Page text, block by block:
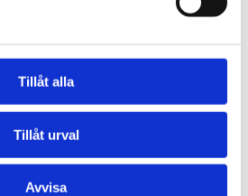
Tillåt alla
Tillåt urval
Avvisa
idag. Varsågod att förkovra.
av dig!